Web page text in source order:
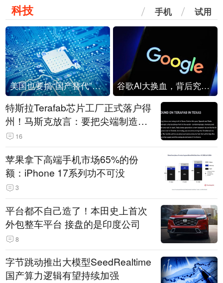
科技 手机 试用
美国也要搞“国产替代”？先算清三笔账 谷歌AI大换血，背后究竟发生了什么？
特斯拉Terafab芯片工厂正式落户得
州！马斯克放言：要把尖端制造带
回美国
16
苹果拿下高端手机市场65%的份
额：iPhone 17系列功不可没
3
平台都不自己造了！本田史上首次
外包整车平台 接盘的是印度公司
8
字节跳动推出大模型SeedRealtime
国产算力逻辑有望持续加强